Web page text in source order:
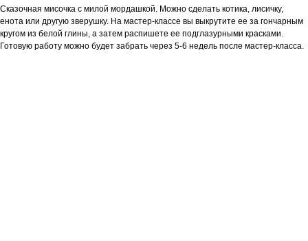
Сказочная мисочка с милой мордашкой. Можно сделать котика, лисичку,
енота или другую зверушку. На мастер-классе вы выкрутите ее за гончарным
кругом из белой глины, а затем распишете ее подглазурными красками.
Готовую работу можно будет забрать через 5-6 недель после мастер-класса.